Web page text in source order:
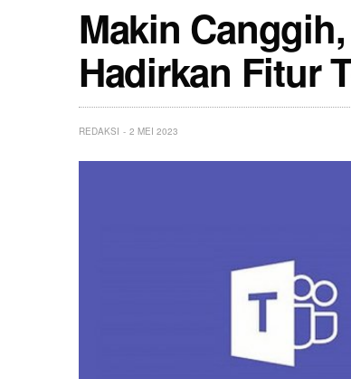
Makin
Hadirkan Fitur
REDAKSI 2 MEI 2023